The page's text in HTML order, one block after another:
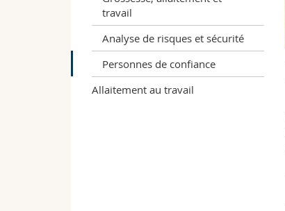
travail
Analyse de risques et sécurité
Personnes de confiance
Allaitement au travail